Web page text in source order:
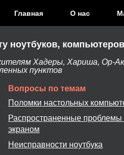
Главная О нас
ноутбуков,
Хадеры, Хариша, Ор-
пунктов
Вопросы по темам
Поломки настольных
Распространенные
экраном
Неисправности ноутбука